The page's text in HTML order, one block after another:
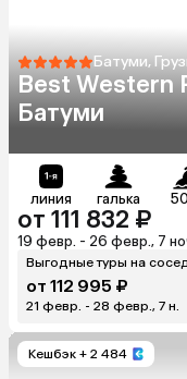
Батуми,
Best Western
Батуми
линия галька
от 111 832 ₽
19 февр. - 26 февр., 7
Выгодные туры на
от 112 995 ₽
21 февр. - 28 февр., 7 н.
Кешбэк + 2 484